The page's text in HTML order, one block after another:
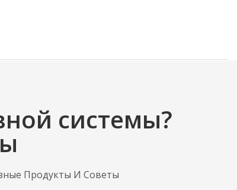
системы?
Продукты И Советы